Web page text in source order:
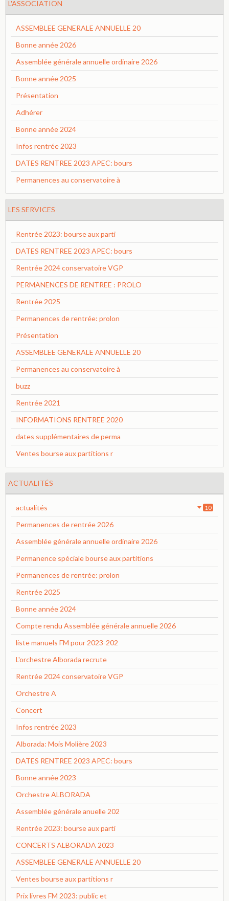
L'ASSOCIATION
ASSEMBLEE GENERALE ANNUELLE 20
Bonne année 2026
Assemblée générale annuelle ordinaire 2026
Bonne année 2025
Présentation
Adhérer
Bonne année 2024
Infos rentrée 2023
DATES RENTREE 2023 APEC: bours
Permanences au conservatoire à
LES SERVICES
Rentrée 2023: bourse aux parti
DATES RENTREE 2023 APEC: bours
Rentrée 2024 conservatoire VGP
PERMANENCES DE RENTREE : PROLO
Rentrée 2025
Permanences de rentrée: prolon
Présentation
ASSEMBLEE GENERALE ANNUELLE 20
Permanences au conservatoire à
buzz
Rentrée 2021
INFORMATIONS RENTREE 2020
dates supplémentaires de perma
Ventes bourse aux partitions r
ACTUALITÉS
actualités 10
Permanences de rentrée 2026
Assemblée générale annuelle ordinaire 2026
Permanence spéciale bourse aux partitions
Permanences de rentrée: prolon
Rentrée 2025
Bonne année 2024
Compte rendu Assemblée générale annuelle 2026
liste manuels FM pour 2023-202
L'orchestre Alborada recrute
Rentrée 2024 conservatoire VGP
Orchestre A
Concert
Infos rentrée 2023
Alborada: Mois Molière 2023
DATES RENTREE 2023 APEC: bours
Bonne année 2023
Orchestre ALBORADA
Assemblée générale anuelle 202
Rentrée 2023: bourse aux parti
CONCERTS ALBORADA 2023
ASSEMBLEE GENERALE ANNUELLE 20
Ventes bourse aux partitions r
Prix livres FM 2023: public et